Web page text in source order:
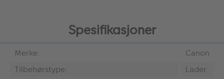
Spesifikasjoner
Merke:
Canon
Tilbehørstype:
Lader